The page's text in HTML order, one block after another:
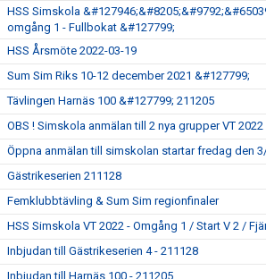
HSS Simskola
omgång 1 - Fullbokat &#127799;
HSS Årsmöte 2022-03-19
Sum Sim Riks 10-12 december 2021 &#127799;
Tävlingen Harnäs 100 &#127799; 211205
OBS ! Simskola anmälan till 2 nya grupper VT 2022
Öppna anmälan till simskolan startar fredag den
Gästrikeserien 211128
Femklubbtävling & Sum Sim regionfinaler
HSS Simskola VT 2022 - Omgång 1 / Start V 2 /
Inbjudan till Gästrikeserien 4 - 211128
Inbjudan till Harnäs 100 - 211205